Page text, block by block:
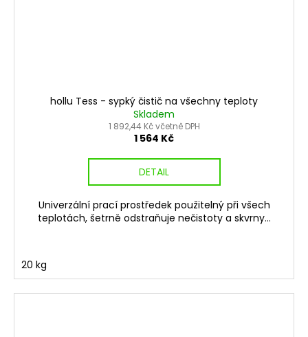
hollu Tess - sypký čistič na všechny teploty
Skladem
1 892,44 Kč včetně DPH
1 564 Kč
DETAIL
Univerzální prací prostředek použitelný při všech
teplotách, šetrně odstraňuje nečistoty a skvrny...
20 kg